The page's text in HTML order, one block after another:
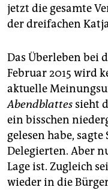
jetzt die gesamte
der dreifachen
Das Überleben bei
Februar 2015 wird
aktuelle
Abendblattes sieht
ein bisschen
gelesen habe,
Delegierten. Aber
Lage ist. Zugleich
wieder in die